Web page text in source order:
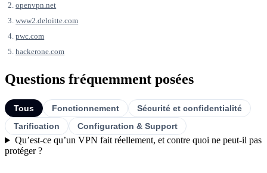
openvpn.net
www2.deloitte.com
pwc.com
hackerone.com
Questions fréquemment posées
Tous Fonctionnement
Sécurité et confidentialité
Tarification
Configuration & Support
Qu’est-ce qu’un VPN fait réellement, et contre quoi ne peut-il pas
protéger ?